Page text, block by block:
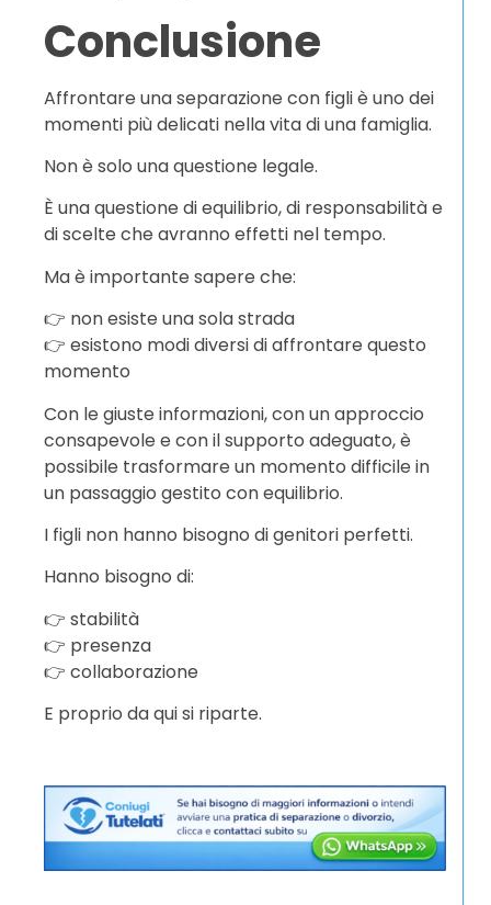
Conclusione
Affrontare una separazione con figli è uno dei
momenti più delicati nella vita di una famiglia.
Non è solo una questione legale.
È una questione di equilibrio, di responsabilità e
di scelte che avranno effetti nel tempo.
Ma è importante sapere che:
👉 non esiste una sola strada
👉 esistono modi diversi di affrontare questo
momento
Con le giuste informazioni, con un approccio
consapevole e con il supporto adeguato, è
possibile trasformare un momento difficile in
un passaggio gestito con equilibrio.
I figli non hanno bisogno di genitori perfetti.
Hanno bisogno di:
👉 stabilità
👉 presenza
👉 collaborazione
E proprio da qui si riparte.